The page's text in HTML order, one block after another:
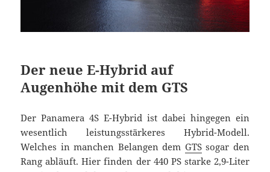
Der neue E-Hybrid auf
Augenhöhe mit dem GTS
Der Panamera 4S E-Hybrid ist dabei hingegen ein
wesentlich leistungsstärkeres Hybrid-Modell.
Welches in manchen Belangen dem GTSsogar den
Rang abläuft. Hier finden der 440 PS starke 2,9-Liter